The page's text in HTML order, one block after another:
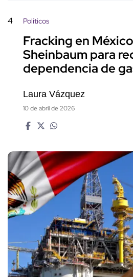
4 Políticos
Fracking en
Sheinbaum para
dependencia de
Laura Vázquez
10 de abril de 2026